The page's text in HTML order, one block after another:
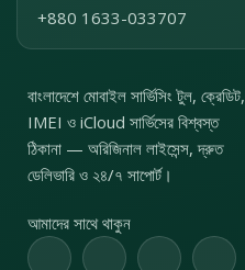
+880 1633-033707
বাংলাদেশে মোবাইল সার্ভিসিং টুল, ক্রেডিট,
IMEI ও iCloud সার্ভিসের বিশ্বস্ত
ঠিকানা — অরিজিনাল লাইসেন্স, দ্রুত
ডেলিভারি ও ২৪/৭ সাপোর্ট।
আমাদের সাথে থাকুন